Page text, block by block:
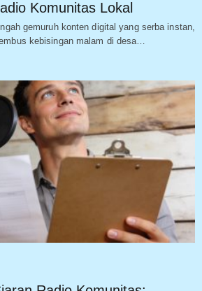
Komunitas Lokal
gemuruh konten digital yang serba instan,
kebisingan malam di desa…